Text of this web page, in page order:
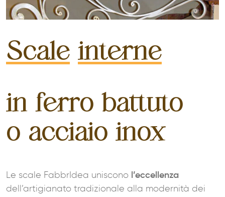
Scale interne
in ferro battuto
o acciaio inox
Le scale FabbrIdea uniscono l’eccellenza
dell’artigianato tradizionale alla modernità dei